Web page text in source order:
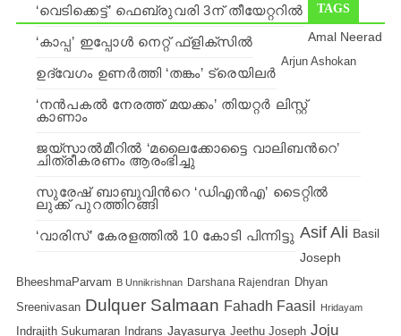
‘വെടിക്കെട്ട്’ ഫെബ്രുവരി 3ന് തീയേറ്ററില്‍
‘കാപ്പ’ ഇപ്പോള്‍ നെറ്റ് ഫ്ളിക്സില്‍
ഉദ്വേഗം ഉണര്‍ത്തി ‘തങ്കം’ ട്രെയിലര്‍
‘നന്‍പകല്‍ നേരത്ത് മയക്കം’ തിയറ്റര്‍ ലിസ്റ്റ്
കാണാം
ജയ്‍സാല്‍മീറില്‍ ‘മലൈക്കോട്ടൈ വാലിബന്‍റെ’
ചിത്രീകരണം ആരംഭിച്ചു
സുരേഷ് ബാബുവിന്‍റെ ‘ഡിഎന്‍എ’ ടൈറ്റില്‍
ലുക്ക് പുറത്തിറങ്ങി
‘വാരിസ്’ കേരളത്തില്‍ 10 കോടി പിന്നിട്ടു
TAGS
Amal Neerad
Arjun Ashokan
Asif Ali Basil
Joseph
BheeshmaParvam B Unnikrishnan Darshana Rajendran Dhyan
Sreenivasan Dulquer Salmaan Fahadh Faasil Hridayam
Indrajith Sukumaran Indrans Jayasurya Jeethu Joseph Joju